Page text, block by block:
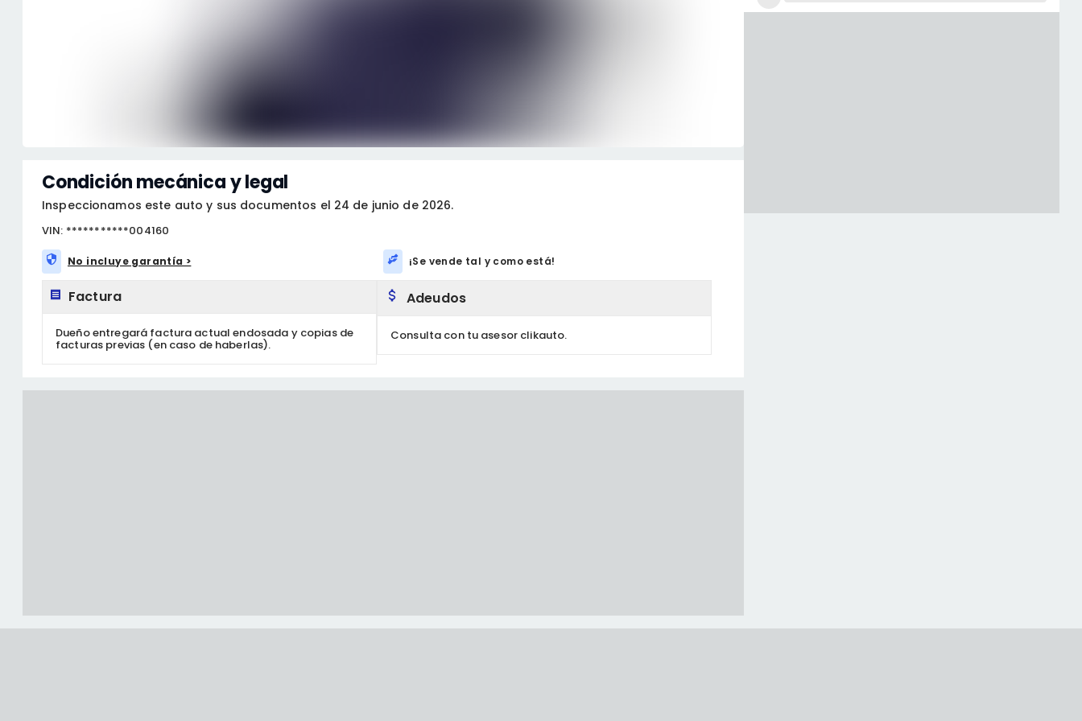
Condición mecánica y legal
Inspeccionamos este auto y sus documentos el 24 de junio de 2026.
VIN: ***********004160
No incluye garantía > ¡Se vende tal y como está!
Factura
Dueño entregará factura actual endosada y copias de
facturas previas (en caso de haberlas).
Adeudos
Consulta con tu asesor clikauto.